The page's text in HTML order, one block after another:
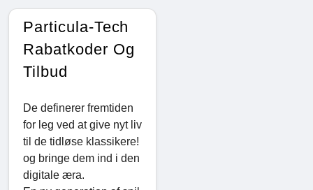
Particula-Tech
Rabatkoder Og
Tilbud
De definerer fremtiden
for leg ved at give nyt liv
til de tidløse klassikere!
og bringe dem ind i den
digitale æra.